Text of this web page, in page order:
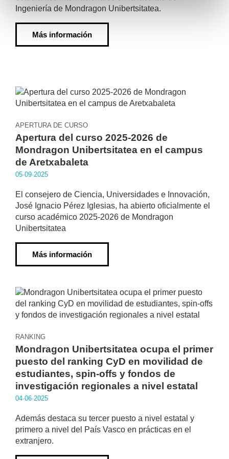
Ingeniería de Mondragon Unibertsitatea.
Más información
APERTURA DE CURSO
Apertura del curso 2025-2026 de
Mondragon Unibertsitatea en el campus
de Aretxabaleta
05·09·2025
El consejero de Ciencia, Universidades e Innovación,
José Ignacio Pérez Iglesias, ha abierto oficialmente el
curso académico 2025-2026 de Mondragon
Unibertsitatea
Más información
RANKING
Mondragon Unibertsitatea ocupa el primer
puesto del ranking CyD en movilidad de
estudiantes, spin-offs y fondos de
investigación regionales a nivel estatal
04·06·2025
Además destaca su tercer puesto a nivel estatal y
primero a nivel del País Vasco en prácticas en el
extranjero.